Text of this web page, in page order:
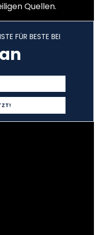
Quellen.
FÜR BESTE BEI